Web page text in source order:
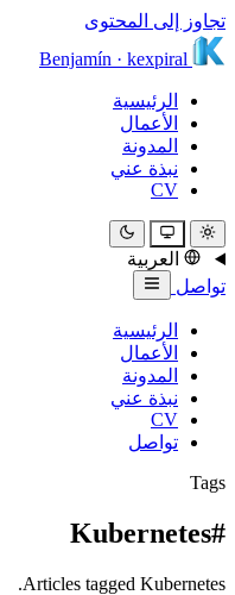
تجاوز إلى المحتوى
Benjamín · kexpiral
الرئيسية
الأعمال
المدونة
نبذة عني
CV
العربية
تواصل
الرئيسية
الأعمال
المدونة
نبذة عني
CV
تواصل
Tags
#Kubernetes
Articles tagged Kubernetes.